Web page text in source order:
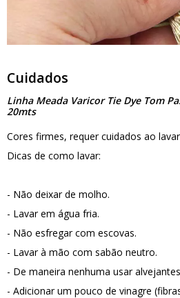
Cuidados
Linha Meada Varicor Tie Dye Tom
20mts
Cores firmes, requer cuidados ao
Dicas de como lavar:
- Não deixar de molho.
- Lavar em água fria.
- Não esfregar com escovas.
- Lavar à mão com sabão neutro.
- De maneira nenhuma usar
- Adicionar um pouco de vinagre